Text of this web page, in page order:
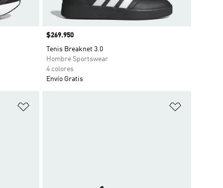
Precio
$269.950
Tenis Breaknet 3.0
Hombre Sportswear
4 colores
Envío Gratis